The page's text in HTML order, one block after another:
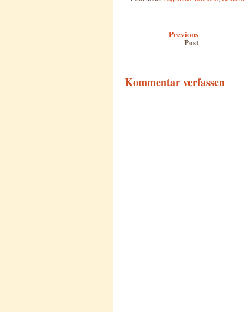
Previous
Post
Kommentar verfassen